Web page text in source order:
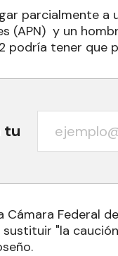
parcialmente
(APN) y un
podría tener que
tu
Cámara Federal
"la